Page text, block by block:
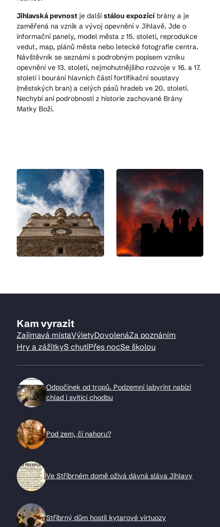
Jihlavská pevnost je dalšístálou expozicí brány a je
zaměřená na vznik a vývoj opevnění v Jihlavě. Jde o
informační panely, model města z 15. století, reprodukce
vedut, map, plánů města nebo letecké fotografie centra.
Návštěvník se seznámí s podrobným popisem vzniku
opevnění ve 13. století, nejmohutnějšího rozvoje v 16. a 17.
století i bourání hlavních částí fortifikační soustavy
(městských bran) a celých pásů hradeb ve 20. století.
Nechybí ani podrobnosti z historie zachované Brány
Matky Boží.
Kam vyrazit
Zajímavá místaVýletyDovolenáZa poznáním
Hry a zážitkyS chutíPřes nocSe školou
Odpočinek od tropů. Podzemní labyrint nabízí
chlad i svítící chodbu
Pod zem, či nahoru?
Ve Stříbrném domě ožívá dávná sláva Jihlavy
Stříbrný dům hostil kytarové virtuozy